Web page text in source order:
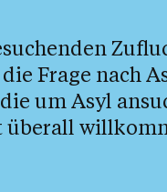
Frage nach
um Asyl